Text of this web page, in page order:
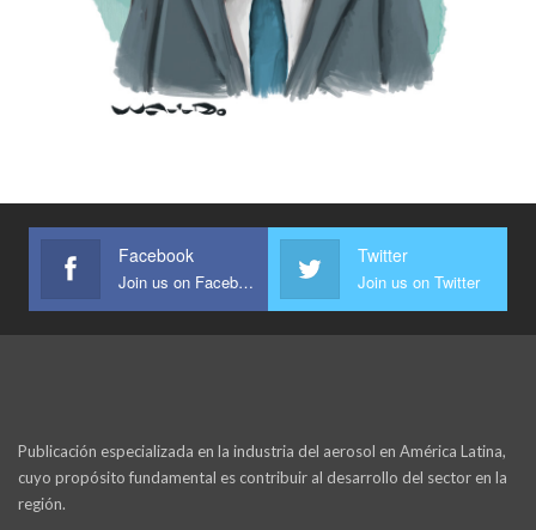
Facebook
Join us on Facebook
Twitter
Join us on Twitter
Publicación especializada en la industria del aerosol en América Latina,
cuyo propósito fundamental es contribuir al desarrollo del sector en la
región.